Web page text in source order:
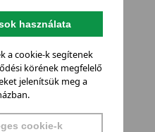
használata
a cookie-k segítenek
körének megfelelő
jelenítsük meg a
cookie-k